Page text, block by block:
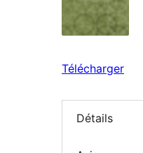
Télécharger
Détails